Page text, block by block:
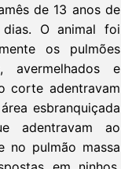
de 13 anos de
O animal foi
os pulmões
avermelhados e
corte adentravam
esbranquiçada
adentravam ao
no pulmão massa